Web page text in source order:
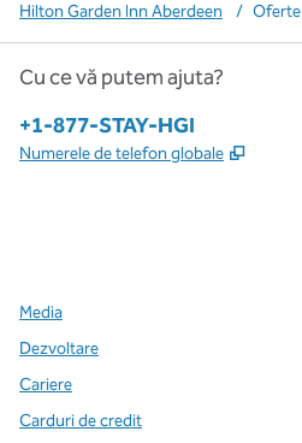
Hilton Garden Inn Aberdeen
/ Oferte
Cu ce vă putem ajuta?
Telefon:
+1-877-STAY-HGI
Numerele de telefon globale ,
Media
Dezvoltare
Cariere
Carduri de credit